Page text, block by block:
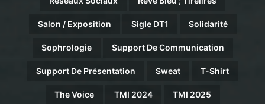
Salon / Exposition Sigle DT1 Solidarité
Sophrologie Support De Communication
Support De Présentation Sweat T-Shirt
The Voice TMI 2024 TMI 2025